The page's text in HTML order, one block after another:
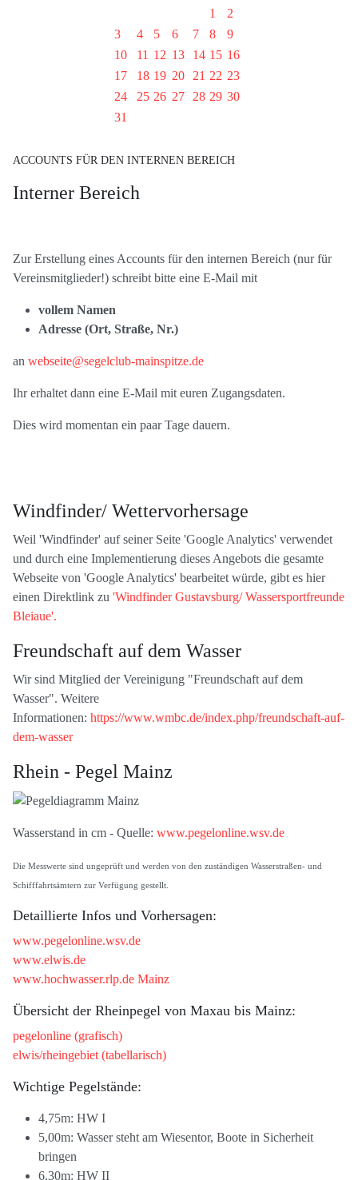
1
2
3
4 5 6 7 8
9
10
11 12 13 14 15 16
17
18 19 20 21 22 23
24
25 26 27 28 29 30
31
ACCOUNTS FÜR DEN INTERNEN BEREICH
Interner Bereich
Zur Erstellung eines Accounts für den internen Bereich (nur für
Vereinsmitglieder!) schreibt bitte eine E-Mail mit
vollem Namen
Adresse (Ort, Straße, Nr.)
an webseite@segelclub-mainspitze.de
Ihr erhaltet dann eine E-Mail mit euren Zugangsdaten.
Dies wird momentan ein paar Tage dauern.
Windfinder/ Wettervorhersage
Weil 'Windfinder' auf seiner Seite 'Google Analytics' verwendet
und durch eine Implementierung dieses Angebots die gesamte
Webseite von 'Google Analytics' bearbeitet würde, gibt es hier
einen Direktlink zu 'Windfinder Gustavsburg/ Wassersportfreunde
Bleiaue'.
Freundschaft auf dem Wasser
Wir sind Mitglied der Vereinigung "Freundschaft auf dem
Wasser". Weitere
Informationen: https://www.wmbc.de/index.php/freundschaft-auf-
dem-wasser
Rhein - Pegel Mainz
Wasserstand in cm - Quelle: www.pegelonline.wsv.de
Die Messwerte sind ungeprüft und werden von den zuständigen Wasserstraßen- und
Schifffahrtsämtern zur Verfügung gestellt.
Detaillierte Infos und Vorhersagen:
www.pegelonline.wsv.de
www.elwis.de
www.hochwasser.rlp.de Mainz
Übersicht der Rheinpegel von Maxau bis Mainz:
pegelonline (grafisch)
elwis/rheingebiet (tabellarisch)
Wichtige Pegelstände:
4,75m: HW I
5,00m: Wasser steht am Wiesentor, Boote in Sicherheit
bringen
6,30m: HW II